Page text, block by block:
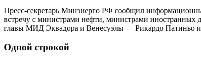
Пресс-секретарь Минэнерго РФ сообщил
встречу с министрами нефти, министрами иностранных
главы МИД Эквадора и Венесуэлы — Рикардо Патиньо
Одной строкой